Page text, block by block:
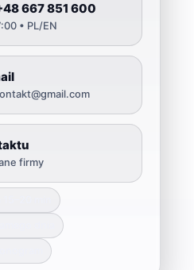
667 851 600
• PL/EN
firmy